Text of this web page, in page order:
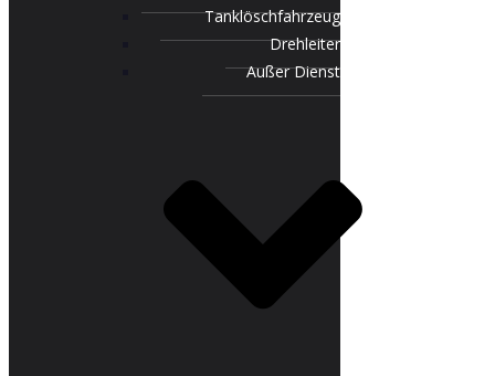
Tanklöschfahrzeug
Drehleiter
Außer Dienst